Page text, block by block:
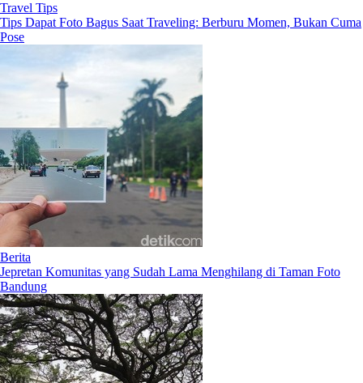
Travel Tips
Tips Dapat Foto Bagus Saat Traveling: Berburu Momen, Bukan Cuma
Pose
Berita
Jepretan Komunitas yang Sudah Lama Menghilang di Taman Foto
Bandung